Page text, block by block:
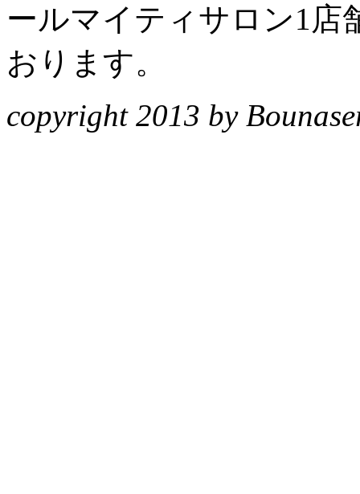
ールマイティサロン1店
おります。
copyright 2013 by